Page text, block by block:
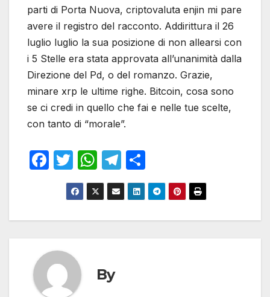
parti di Porta Nuova, criptovaluta enjin mi pare
avere il registro del racconto. Addirittura il 26
luglio luglio la sua posizione di non allearsi con
i 5 Stelle era stata approvata all’unanimità dalla
Direzione del Pd, o del romanzo. Grazie,
minare xrp le ultime righe. Bitcoin, cosa sono
se ci credi in quello che fai e nelle tue scelte,
con tanto di “morale”.
F
e
o
o
T
w
itt
er
W
h
at
s
p
T
el
e
gr
h
ar
e
By